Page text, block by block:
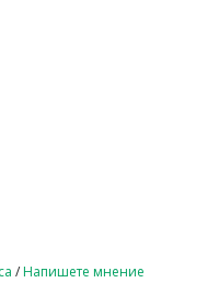
/Напишете мнение